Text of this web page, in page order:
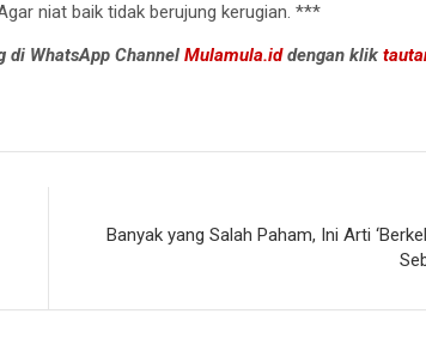
niat baik tidak berujung kerugian. ***
di WhatsApp Channel Mulamula.iddengan klik
Banyak yang Salah Paham, Ini Arti